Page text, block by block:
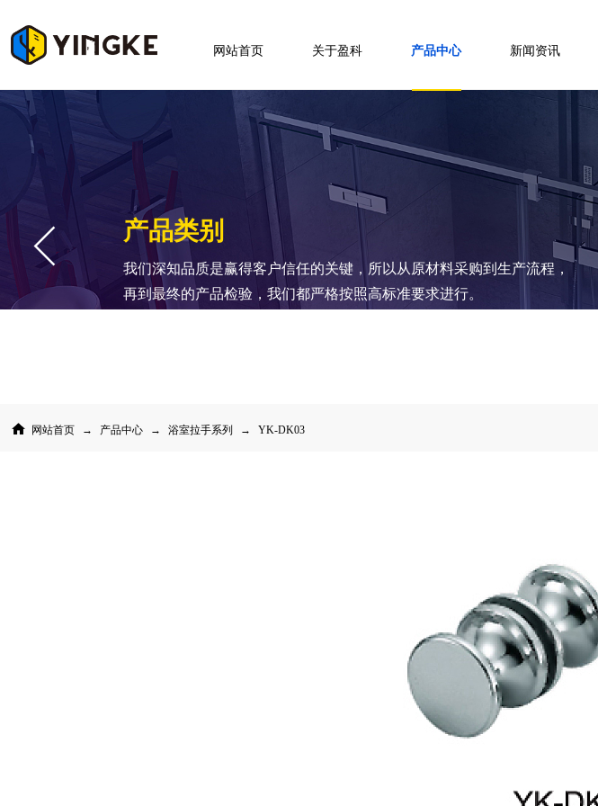
产品类别
我们深知品质是赢得客户信任的关键，所以从原材料采购到生产流程，
再到最终的产品检验，我们都严格按照高标准要求进行。
网站首页 → 产品中心 → 浴室拉手系列 → YK-DK03
网站首页 关于盈科 产品中心 新闻资讯